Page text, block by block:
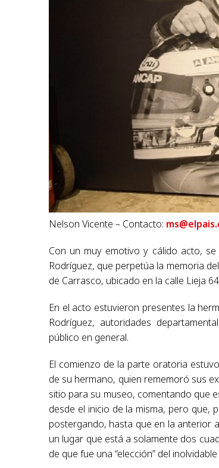
Nelson Vicente – Contacto:
Con un muy emotivo y cálido acto,
Rodríguez, que perpetúa la memoria
de Carrasco, ubicado en la calle Lieja
En el acto estuvieron presentes la
Rodríguez, autoridades
público en general.
El comienzo de la parte oratoria
de su hermano, quien rememoró sus
sitio para su museo, comentando que
desde el inicio de la misma, pero que,
postergando, hasta que en la anterior
un lugar que está a solamente dos
de que fue una “elección” del